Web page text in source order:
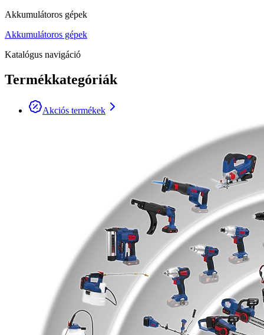
Akkumulátoros gépek
Akkumulátoros gépek
Katalógus navigáció
Termékkategóriák
Akciós termékek